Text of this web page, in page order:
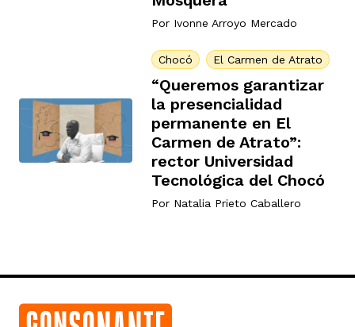
Por Ivonne Arroyo Mercado
Chocó El Carmen de Atrato
“Queremos garantizar
la presencialidad
permanente en El
Carmen de Atrato”:
rector Universidad
Tecnológica del Chocó
Por Natalia Prieto Caballero